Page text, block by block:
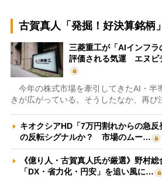
古賀真人「発掘！好決算銘柄」
三菱重工が「AIインフ
評価される気運 エヌビ
今年の株式市場を牽引してきたAI・半
きが広がっている。そうしたなか、再
キオクシアHD「7万円割れからの急
の反転シグナルか？ 市場のムー…
《億り人・古賀真人氏が厳選》野村
「DX・省力化・円安」を追い風に…